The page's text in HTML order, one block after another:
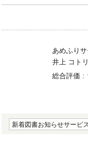
あめふり
井上 コト
総合評価
新着図書お知らせサービ